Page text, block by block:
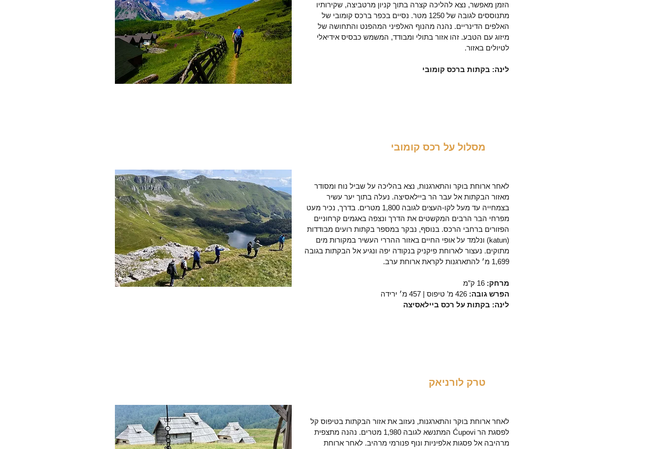
הזמן מאפשר, נצא להליכה קצרה בתוך קניון מרטביצה, שקירותיו
מתנוססים לגובה של 1250 מטר. נסיים בכפר ברכס קומובי של
האלפים הדינריים. נהנה מהנוף האלפיני המהפנט והתחושה של
מיזוג עם הטבע. זהו אזור בתולי ומבודד, המשמש כבסיס אידיאלי
לטיולים באזור.
לינה: בקתות ברכס קומובי
מסלול על רכס קומובי
לאחר ארוחת בוקר והתארגנות, נצא בהליכה על שביל נוח ומסודר
מאזור הבקתות אל עבר הר ביילאסיצה. נעלה בתוך יער עשיר
בצמחייה עד מעל לקו-העצים לגובה 1,800 מטרים. בדרך, נכיר מעט
מפרחי הבר הרבים המקשטים את הדרך ונצפה באגמים קרחוניים
הפזורים ברחבי הרכס. בנוסף, נבקר במספר בקתות רועים מבודדות
(katun) ונלמד על אופי החיים באזור ההררי העשיר במקורות מים
מתוקים. נעצור לארוחת פיקניק בנקודה יפה ונגיע אל הבקתות בגובה
1,699 מ׳ להתארגנות לקראת ארוחת ערב.
מרחק:
הפרש גובה:
לינה: בקתות על רכס ביילאסיצה
טרק לורניאק
לאחר ארוחת בוקר והתארגנות, נעזוב את אזור הבקתות בטיפוס קל
לפסגת הר Ćupovi המתנשא לגובה 1,980 מטרים. נהנה מתצפית
מרהיבה אל פסגות אלפיניות ונוף פנורמי מרהיב. לאחר ארוחת